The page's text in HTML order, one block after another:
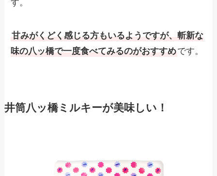
す。
甘みがくどく感じる方もいるようですが、斬新な
味の八ッ橋で一度食べてみるのがおすすめです。
井筒八ッ橋ミルキーが美味しい！